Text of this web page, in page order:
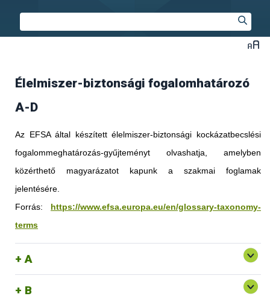
Élelmiszer-biztonsági fogalomhatározó
A-D
Az EFSA által készített élelmiszer-biztonsági kockázatbecslési
fogalommeghatározás-gyűjteményt olvashatja, amelyben
közérthető magyarázatot kapunk a szakmai foglamak
jelentésére.
Forrás: https://www.efsa.europa.eu/en/glossary-taxonomy-
terms
A
B